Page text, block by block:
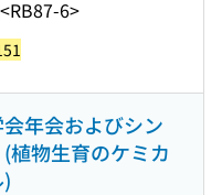
<RB87-6>
年会およびシン
植物生育のケミカ